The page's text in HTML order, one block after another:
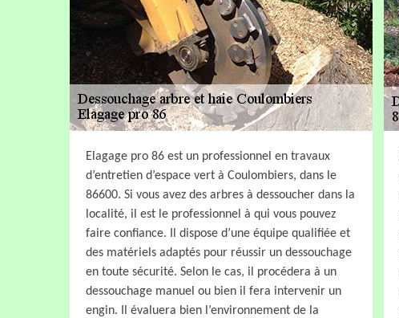
Elagage pro 86 est un professionnel en travaux
d’entretien d’espace vert à Coulombiers, dans le
86600. Si vous avez des arbres à dessoucher dans la
localité, il est le professionnel à qui vous pouvez
faire confiance. Il dispose d’une équipe qualifiée et
des matériels adaptés pour réussir un dessouchage
en toute sécurité. Selon le cas, il procédera à un
dessouchage manuel ou bien il fera intervenir un
engin. Il évaluera bien l’environnement de la